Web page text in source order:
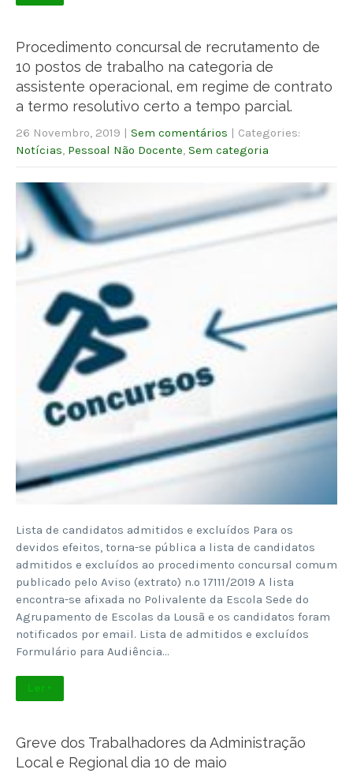
Procedimento concursal de recrutamento de
10 postos de trabalho na categoria de
assistente operacional, em regime de contrato
a termo resolutivo certo a tempo parcial.
26 Novembro, 2019 | Sem comentários | Categories:
Notícias Pessoal Não Docente Sem categoria
Lista de candidatos admitidos e excluídos Para os
devidos efeitos, torna-se pública a lista de candidatos
admitidos e excluídos ao procedimento concursal comum
publicado pelo Aviso (extrato) n.º 17111/2019 A lista
encontra-se afixada no Polivalente da Escola Sede do
Agrupamento de Escolas da Lousã e os candidatos foram
notificados por email. Lista de admitidos e excluídos
Formulário para Audiência…
Ler +
Greve dos Trabalhadores da Administração
Local e Regional dia 10 de maio